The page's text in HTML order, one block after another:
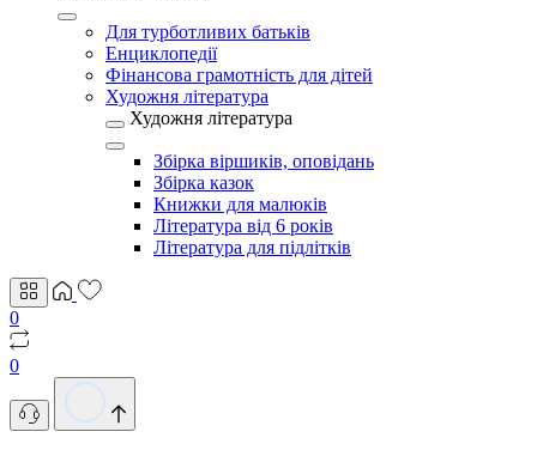
Для турботливих батьків
Енциклопедії
Фінансова грамотність для дітей
Художня література
Художня література
Збірка віршиків, оповідань
Збірка казок
Книжки для малюків
Література від 6 років
Література для підлітків
0
0